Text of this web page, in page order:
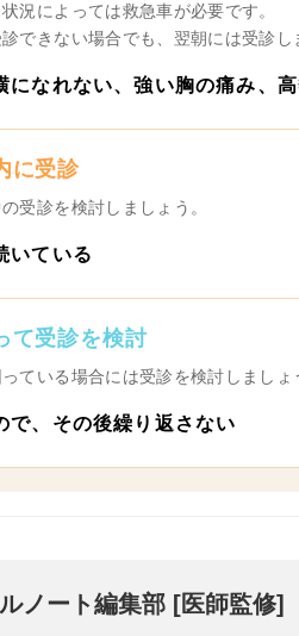
況によっては救急車が必要です。
できない場合でも、翌朝には受診し
になれない、強い胸の痛み、
に受診
受診を検討しましょう。
いている
て受診を検討
ている場合には受診を検討しましょ
で、その後繰り返さない
ノート編集部 [医師監修]